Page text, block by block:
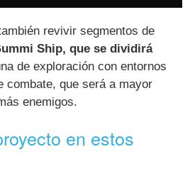
revivir segmentos de
Ship, que se dividirá
de exploración con entornos
combate, que será a mayor
enemigos.
en estos